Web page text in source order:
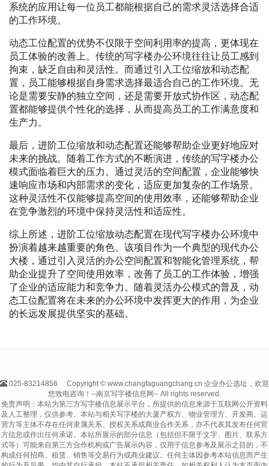
系统的应用让每一位员工都能根据自己的需求灵活选择合适
的工作环境。
动态工位配置的优势不仅限于空间利用率的提高，更体现在
员工体验的改善上。传统的写字楼办公环境往往让员工感到
拘束，缺乏自由和灵活性。而通过引入工位缩放和动态配
置，员工能够根据自身需求选择最适合自己的工作环境。无
论是需要安静的独立空间，还是需要开放式协作区，动态配
置都能够提供个性化的选择，从而提高员工的工作满意度和
生产力。
最后，进阶工位缩放和动态配置还能够帮助企业更好地应对
未来的挑战。随着工作方式的不断演进，传统的写字楼办公
模式面临着巨大的压力。通过灵活的空间配置，企业能够快
速响应市场和内部需求的变化，适应更加复杂的工作场景。
这种灵活性不仅能够提高空间的使用效率，还能够帮助企业
在竞争激烈的环境中保持灵活性和适应性。
综上所述，进阶工位缩放动态配置在现代写字楼办公环境中
扮演着越来越重要的角色。该项目作为一个典型的现代办公
大楼，通过引入灵活的办公空间配置和智能化管理系统，帮
助企业提升了空间使用效率，改善了员工的工作体验，增强
了企业的适应能力和竞争力。随着灵活办公模式的普及，动
态工位配置将在未来的办公环境中发挥更大的作用，为企业
的长远发展提供坚实的基础。
025-83214856
Copyright © www.changfaguangchang.cn 企业办公选址，欢迎
您致电咨询！--南京写字楼信息网-- All rights reserved.
免责声明：本站为第三方写字楼信息展示平台，所提供的信息来源于互联网公开资料
及人工整理，仅供参考。本站与相关写字楼的大厦产权方、物业管理方、开发商、运
营方等主体不存在任何隶属关系、授权关系或商业合作关系，亦不代表其发布任何官
方信息或作出任何承诺。本站所展示的部分信息（包括但不限于文字、图片、联系方
式等）可能来自第三方合作机构或广告展示内容，仅用于信息参考及展示之目的，不
构成任何招商、租赁、销售等交易行为或商业建议。任何主体因参考本站信息而产生